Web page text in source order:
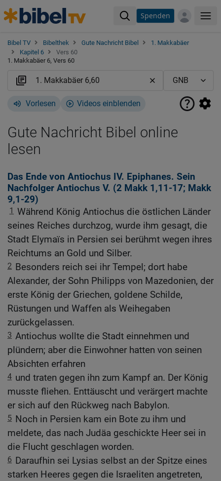
Spenden
Bibel TV Bibelthek Gute Nachricht Bibel
1. Makkabäer
Kapitel 6
Vers 60
1. Makkabäer 6, Vers 60
Vorlesen Videos einblenden
Gute Nachricht Bibel online
lesen
Das Ende von Antiochus IV. Epiphanes. Sein
Nachfolger Antiochus V. (2 Makk 1,11-17; Makk
9,1-29)
1 Während König Antiochus die östlichen Länder
seines Reiches durchzog, wurde ihm gesagt, die
Stadt Elymaïs in Persien sei berühmt wegen ihres
Reichtums an Gold und Silber.
2 Besonders reich sei ihr Tempel; dort habe
Alexander, der Sohn Philipps von Mazedonien, der
erste König der Griechen, goldene Schilde,
Rüstungen und Waffen als Weihegaben
zurückgelassen.
3 Antiochus wollte die Stadt einnehmen und
plündern; aber die Einwohner hatten von seinen
Absichten erfahren
4 und traten gegen ihn zum Kampf an. Der König
musste fliehen. Enttäuscht und verärgert machte
er sich auf den Rückweg nach Babylon.
5 Noch in Persien kam ein Bote zu ihm und
meldete, das nach Judäa geschickte Heer sei in
die Flucht geschlagen worden.
6 Daraufhin sei Lysias selbst an der Spitze eines
starken Heeres gegen die Israeliten angetreten,